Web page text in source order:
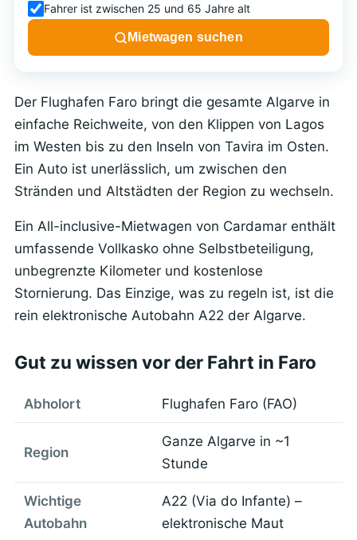
Der Flughafen Faro bringt die gesamte Algarve in
einfache Reichweite, von den Klippen von Lagos
im Westen bis zu den Inseln von Tavira im Osten.
Ein Auto ist unerlässlich, um zwischen den
Stränden und Altstädten der Region zu wechseln.
Ein All-inclusive-Mietwagen von Cardamar enthält
umfassende Vollkasko ohne Selbstbeteiligung,
unbegrenzte Kilometer und kostenlose
Stornierung. Das Einzige, was zu regeln ist, ist die
rein elektronische Autobahn A22 der Algarve.
Gut zu wissen vor der Fahrt in Faro
Abholort Flughafen Faro (FAO)
Region
Ganze Algarve in ~1
Stunde
Wichtige
Autobahn
A22 (Via do Infante) –
elektronische Maut
Fahrer ist zwischen 25 und 65 Jahre alt
Mietwagen suchen